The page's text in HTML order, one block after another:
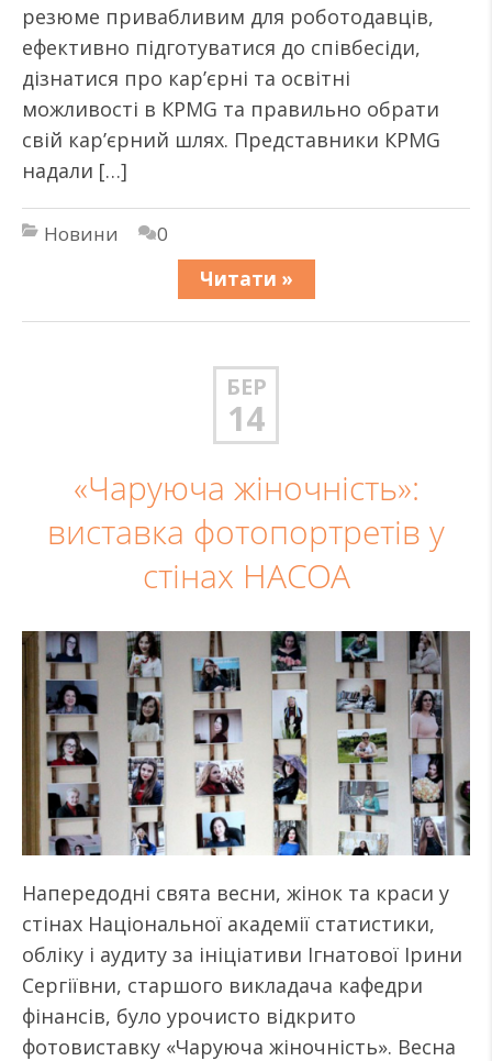
резюме привабливим для роботодавців,
ефективно підготуватися до співбесіди,
дізнатися про кар’єрні та освітні
можливості в КPMG та правильно обрати
свій кар’єрний шлях. Представники КPMG
надали […]
Новини
0
Читати »
БЕР
14
«Чаруюча жіночність»:
виставка фотопортретів у
стінах НАСОА
Напередодні свята весни, жінок та краси у
стінах Національної академії статистики,
обліку і аудиту за ініціативи Ігнатової Ірини
Сергіївни, старшого викладача кафедри
фінансів, було урочисто відкрито
фотовиставку «Чаруюча жіночність». Весна